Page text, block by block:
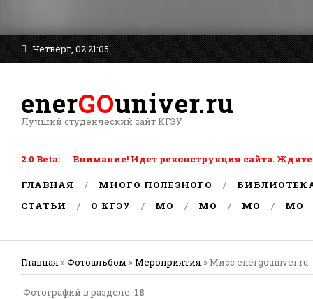
Четверг, 02:21:05
enerGOuniver.ru
Лучший студенческий сайт КГЭУ
2.0 Beta: Внимание! Идет реконструкция сайта. Ждите
ГЛАВНАЯ МНОГО ПОЛЕЗНОГО
СТАТЬИ
О КГЭУ MO MO MO MO
Главная »Фотоальбом »Мероприятия » Мисс energouniver.ru
Фотографий в разделе: 18